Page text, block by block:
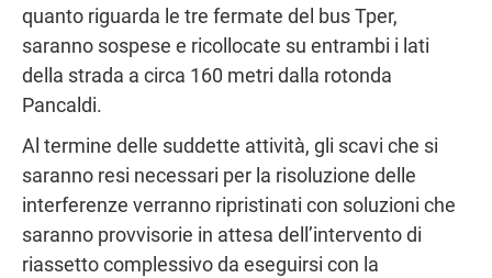
quanto riguarda le tre fermate del bus Tper,
saranno sospese e ricollocate su entrambi i lati
della strada a circa 160 metri dalla rotonda
Pancaldi.
Al termine delle suddette attività, gli scavi che si
saranno resi necessari per la risoluzione delle
interferenze verranno ripristinati con soluzioni che
saranno provvisorie in attesa dell’intervento di
riassetto complessivo da eseguirsi con la